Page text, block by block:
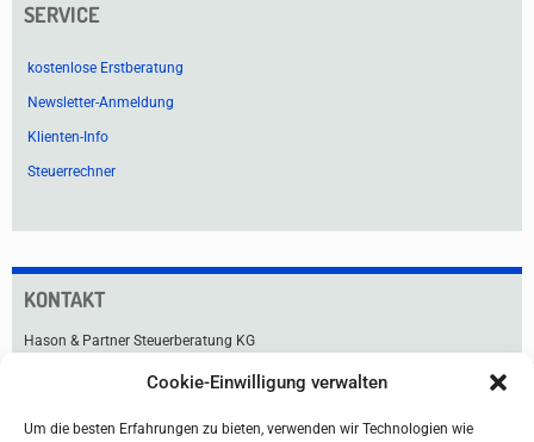
Cookie-Einwilligung verwalten
Um die besten Erfahrungen zu bieten, verwenden wir Technologien wie
SERVICE
kostenlose Erstberatung
Newsletter-Anmeldung
Klienten-Info
Steuerrechner
KONTAKT
Hason & Partner Steuerberatung KG